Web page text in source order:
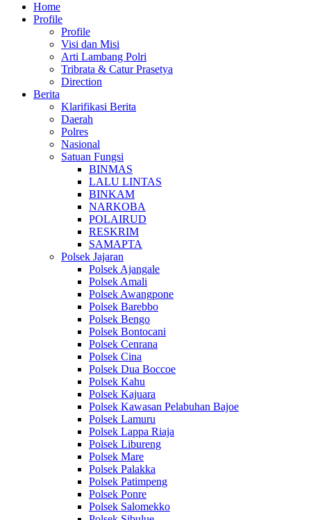
Home
Profile
Profile
Visi dan Misi
Arti Lambang Polri
Tribrata & Catur Prasetya
Direction
Berita
Klarifikasi Berita
Daerah
Polres
Nasional
Satuan Fungsi
BINMAS
LALU LINTAS
BINKAM
NARKOBA
POLAIRUD
RESKRIM
SAMAPTA
Polsek Jajaran
Polsek Ajangale
Polsek Amali
Polsek Awangpone
Polsek Barebbo
Polsek Bengo
Polsek Bontocani
Polsek Cenrana
Polsek Cina
Polsek Dua Boccoe
Polsek Kahu
Polsek Kajuara
Polsek Kawasan Pelabuhan Bajoe
Polsek Lamuru
Polsek Lappa Riaja
Polsek Libureng
Polsek Mare
Polsek Palakka
Polsek Patimpeng
Polsek Ponre
Polsek Salomekko